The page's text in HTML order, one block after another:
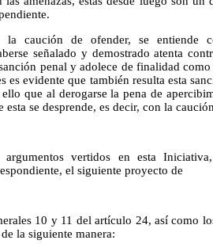
la caución de ofender, se entiende
señalado y demostrado atenta
penal y adolece de finalidad
es evidente que también resulta esta
que al derogarse la pena de
se desprende, es decir, con la
vertidos en esta
el siguiente proyecto de
10 y 11 del artículo 24, así como
la siguiente manera: